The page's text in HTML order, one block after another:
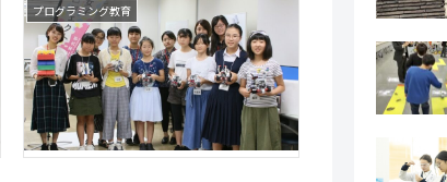
プログラミング教育